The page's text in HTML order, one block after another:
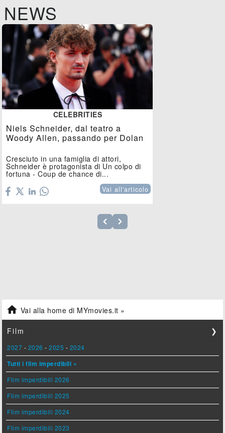
NEWS
CELEBRITIES
Niels Schneider, dal teatro a
Woody Allen, passando per Dolan
Cresciuto in una famiglia di attori,
Schneider è protagonista di Un colpo di
fortuna - Coup de chance di...
Vai all'articolo
 Vai alla home di MYmovies.it »
Film ❯
2027 - 2026 -2025 - 2024
Tutti i film imperdibili »
Film imperdibili 2026
Film imperdibili 2025
Film imperdibili 2024
Film imperdibili 2023